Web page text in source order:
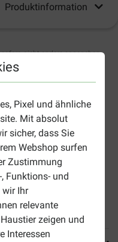
Pixel und ähnliche
Mit absolut
sicher, dass Sie
Webshop surfen
Zustimmung
Funktions- und
wir Ihr
relevante
zeigen und
Interessen
Produktinformation
nicht anders angegeben
ist ein
Rassen (>5 kg) bis